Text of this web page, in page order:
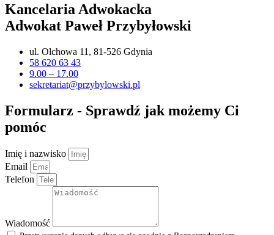
Kancelaria Adwokacka
Adwokat Paweł Przybyłowski
ul. Olchowa 11, 81-526 Gdynia
58 620 63 43
9.00 – 17.00
sekretariat@przybylowski.pl
Formularz - Sprawdź jak możemy Ci
pomóc
Imię i nazwisko
Email
Telefon
Wiadomość